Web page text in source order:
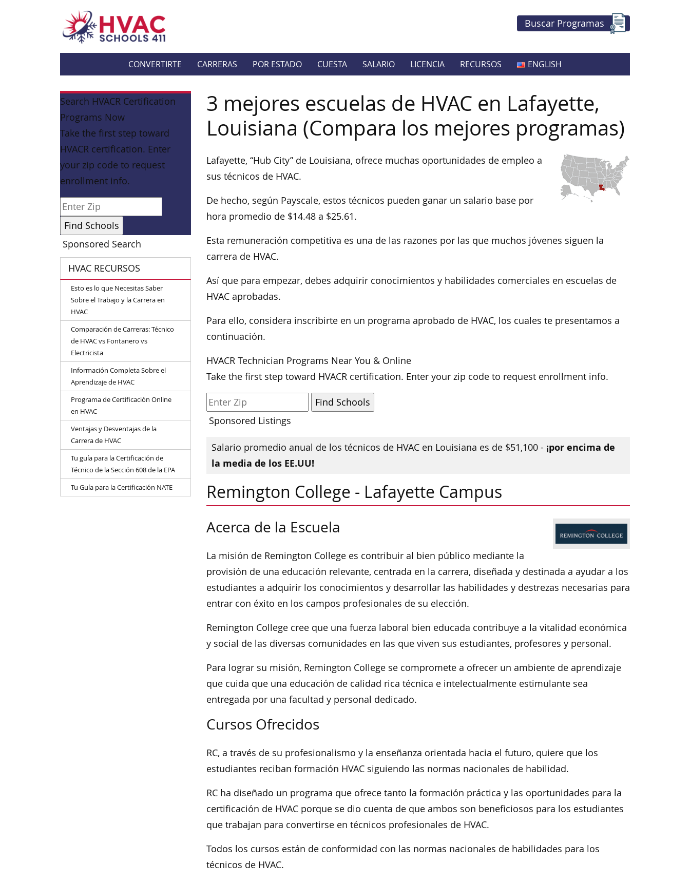
Buscar Programas
CONVERTIRTE CARRERAS POR ESTADO CUESTA SALARIO LICENCIA RECURSOS ENGLISH
Search HVACR Certification
Programs Now
Take the first step toward
HVACR certification. Enter
your zip code to request
enrollment info.
Sponsored Search
HVAC RECURSOS
Esto es lo que Necesitas Saber
Sobre el Trabajo y la Carrera en
HVAC
Comparación de Carreras: Técnico
de HVAC vs Fontanero vs
Electricista
Información Completa Sobre el
Aprendizaje de HVAC
Programa de Certificación Online
en HVAC
Ventajas y Desventajas de la
Carrera de HVAC
Tu guía para la Certificación de
Técnico de la Sección 608 de la EPA
Tu Guía para la Certificación NATE
3 mejores escuelas de HVAC en Lafayette,
Louisiana (Compara los mejores programas)
Lafayette, “Hub City” de Louisiana, ofrece muchas oportunidades de empleo a
sus técnicos de HVAC.
De hecho, según Payscale, estos técnicos pueden ganar un salario base por
hora promedio de $14.48 a $25.61.
Esta remuneración competitiva es una de las razones por las que muchos jóvenes siguen la
carrera de HVAC.
Así que para empezar, debes adquirir conocimientos y habilidades comerciales en escuelas de
HVAC aprobadas.
Para ello, considera inscribirte en un programa aprobado de HVAC, los cuales te presentamos a
continuación.
HVACR Technician Programs Near You & Online
Take the first step toward HVACR certification. Enter your zip code to request enrollment info.
Sponsored Listings
Salario promedio anual de los técnicos de HVAC en Louisiana es de $51,100 - ¡por encima de
la media de los EE.UU!
Remington College - Lafayette Campus
Acerca de la Escuela
La misión de Remington College es contribuir al bien público mediante la
provisión de una educación relevante, centrada en la carrera, diseñada y destinada a ayudar a los
estudiantes a adquirir los conocimientos y desarrollar las habilidades y destrezas necesarias para
entrar con éxito en los campos profesionales de su elección.
Remington College cree que una fuerza laboral bien educada contribuye a la vitalidad económica
y social de las diversas comunidades en las que viven sus estudiantes, profesores y personal.
Para lograr su misión, Remington College se compromete a ofrecer un ambiente de aprendizaje
que cuida que una educación de calidad rica técnica e intelectualmente estimulante sea
entregada por una facultad y personal dedicado.
Cursos Ofrecidos
RC, a través de su profesionalismo y la enseñanza orientada hacia el futuro, quiere que los
estudiantes reciban formación HVAC siguiendo las normas nacionales de habilidad.
RC ha diseñado un programa que ofrece tanto la formación práctica y las oportunidades para la
certificación de HVAC porque se dio cuenta de que ambos son beneficiosos para los estudiantes
que trabajan para convertirse en técnicos profesionales de HVAC.
Todos los cursos están de conformidad con las normas nacionales de habilidades para los
técnicos de HVAC.